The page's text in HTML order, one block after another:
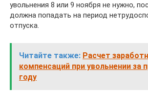
увольнения 8 или 9 ноября не нужно,
должна попадать на период
отпуска.
Читайте также: Расчет
компенсаций при увольнении за
году